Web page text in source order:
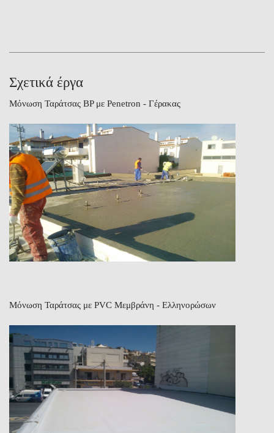
Σχετικά έργα
Μόνωση Ταράτσας BP με Penetron - Γέρακας
Μόνωση Ταράτσας με PVC Μεμβράνη - Ελληνορώσων